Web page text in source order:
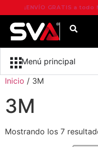
¡ENVÍO GRATIS a
Menú principal
Inicio / 3M
3M
Mostrando los 7